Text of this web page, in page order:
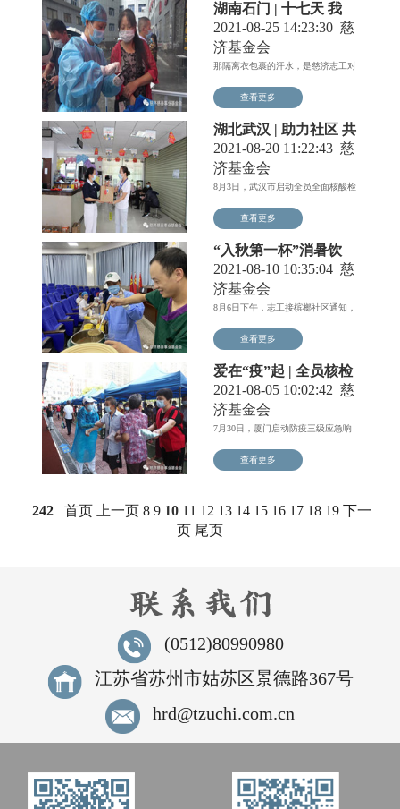
湖南石门 | 十七天 我
们“疫”起扛
2021-08-25 14:23:30 慈
济基金会
那隔离衣包裹的汗水，是慈济志工对
查看更多
湖北武汉 | 助力社区 共
抗疫情
2021-08-20 11:22:43 慈
济基金会
8月3日，武汉市启动全员全面核酸检
查看更多
“入秋第一杯”消暑饮
助力厦门抗疫
2021-08-10 10:35:04 慈
济基金会
8月6日下午，志工接槟榔社区通知，
查看更多
爱在“疫”起 | 全员核检
“疫”起守护厦门
2021-08-05 10:02:42 慈
济基金会
7月30日，厦门启动防疫三级应急响
查看更多
242 首页 上一页 8 9 10 11 12 13 14 15 16 17 18 19 下一
页 尾页
(0512)80990980
江苏省苏州市姑苏区景德路367号
hrd@tzuchi.com.cn